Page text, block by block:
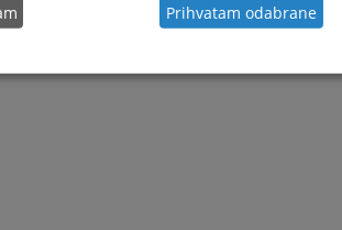
Prihvatam odabrane